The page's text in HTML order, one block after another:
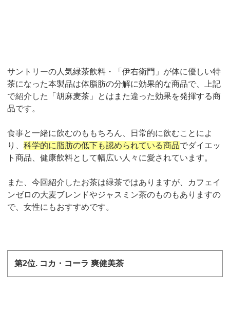
サントリーの人気緑茶飲料・「伊右衛門」が体に優しい特
茶になった本製品は体脂肪の分解に効果的な商品で、上記
で紹介した「胡麻麦茶」とはまた違った効果を発揮する商
品です。
食事と一緒に飲むのももちろん、日常的に飲むことによ
り、科学的に脂肪の低下も認められている商品でダイエッ
ト商品、健康飲料として幅広い人々に愛されています。
また、今回紹介したお茶は緑茶ではありますが、カフェイ
ンゼロの大麦ブレンドやジャスミン茶のものもありますの
で、女性にもおすすめです。
第2位. コカ・コーラ 爽健美茶